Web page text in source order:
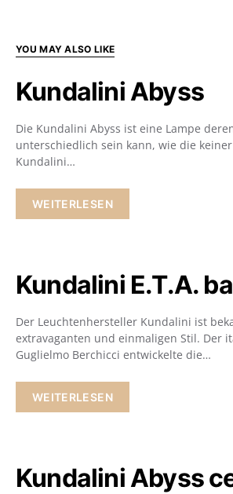
YOU MAY ALSO LIKE
Kundalini Abyss
Die Kundalini Abyss ist eine Lampe
unterschiedlich sein kann, wie die
Kundalini…
WEITERLESEN
Kundalini E.T.A.
Der Leuchtenhersteller Kundalini ist
extravaganten und einmaligen Stil. Der
Guglielmo Berchicci entwickelte die…
WEITERLESEN
Kundalini Abyss